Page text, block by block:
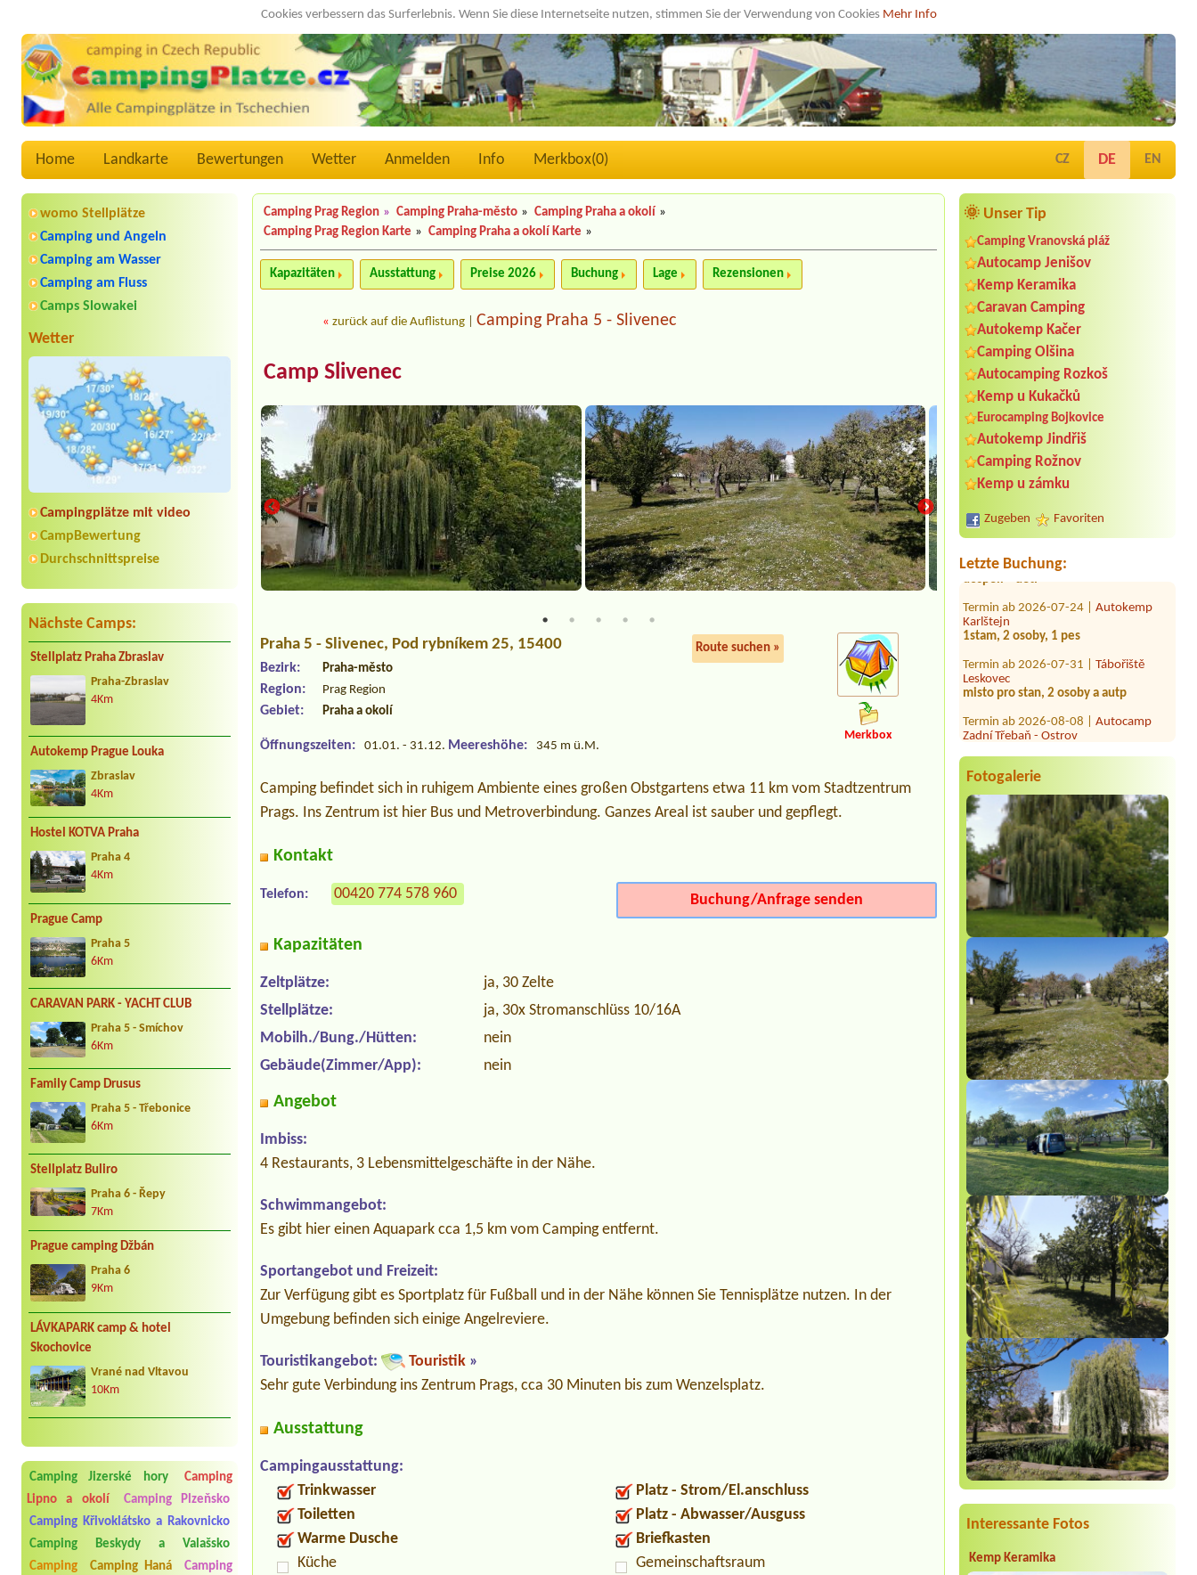
Cookies verbessern das Surferlebnis. Wenn Sie diese Internetseite nutzen, stimmen Sie der Verwendung von Cookies Mehr Info
Home Landkarte Bewertungen Wetter Anmelden Info Merkbox(0) CZ DE EN
womo Stellplätze
Camping und Angeln
Camping am Wasser
Camping am Fluss
Camps Slowakei
Wetter
Campingplätze mit video
CampBewertung
Durchschnittspreise
Nächste Camps:
Stellplatz Praha Zbraslav
Praha-Zbraslav
4Km
Autokemp Prague Louka
Zbraslav
4Km
Hostel KOTVA Praha
Praha 4
4Km
Prague Camp
Praha 5
6Km
CARAVAN PARK - YACHT CLUB
Praha 5 - Smíchov
6Km
Family Camp Drusus
Praha 5 - Třebonice
6Km
Stellplatz Buliro
Praha 6 - Řepy
7Km
Prague camping Džbán
Praha 6
9Km
LÁVKAPARK camp & hotel
Skochovice
Vrané nad Vltavou
10Km
Camping Jizerské hory
Camping
Lipno a okolí
Camping Plzeňsko
Camping Křivoklátsko a Rakovnicko
Camping Beskydy a Valašsko
Camping
Camping Haná
Camping
🌞 Unser Tip
Camping Vranovská pláž
Autocamp Jenišov
Kemp Keramika
Caravan Camping
Autokemp Kačer
Camping Olšina
Autocamping Rozkoš
Kemp u Kukačků
Eurocamping Bojkovice
Autokemp Jindřiš
Camping Rožnov
Kemp u zámku
Zugeben Favoriten
Letzte Buchung:
Termin ab 2026-07-26 |
Háj
1 stellplatz
Termin ab 2026-08-07 |Penzion a
Camp Havraníky
1 místo u vody + el.přípojka + 2
dospělí + děti
Termin ab 2026-07-24 |
Karlštejn
1stam, 2 osoby, 1 pes
Termin ab 2026-07-31 |
Leskovec
misto pro stan, 2 osoby a autp
Termin ab 2026-08-08 |Autocamp
Zadní Třebaň - Ostrov
Chatka
Termin ab 2026-08-07 |Kemp Relaxa
1 stan, 2 dospělí + 2 děti,
automobilel. přípojka
Termin ab 2026-07-27 |Rekreační
zařízení Počta
1 person, 1 small tent, 1 bicycleno
electricity
Termin ab 2026-08-09 |Kemp Obora
Veltrusy
4l chatka
Termin ab 2026-08-01 |Koupaliště a
kemp BROUMAR
Termin ab 2026-09-05 |Kemp
Krumlov
Fotogalerie
Interessante Fotos
Kemp Keramika
Camping Prag Region » Camping Praha-město » Camping Praha a okolí »
Camping Prag Region Karte » Camping Praha a okolí Karte »
Kapazitäten Ausstattung Preise 2026 Buchung Lage Rezensionen
«zurück auf die Auflistung |Camping Praha 5 - Slivenec
Camp Slivenec
Praha 5 - Slivenec, Pod rybníkem 25, 15400 Route suchen »
Bezirk: Praha-město
Region: Prag Region
Gebiet: Praha a okolí
Öffnungszeiten: 01.01. - 31.12. Meereshöhe: 345 m ü.M.
Merkbox
Camping befindet sich in ruhigem Ambiente eines großen Obstgartens etwa 11 km vom Stadtzentrum
Prags. Ins Zentrum ist hier Bus und Metroverbindung. Ganzes Areal ist sauber und gepflegt.
Kontakt
Telefon: 00420 774 578 960 Buchung/Anfrage senden
Kapazitäten
Zeltplätze:
ja, 30 Zelte
Stellplätze:
ja, 30x Stromanschlüss 10/16A
Mobilh./Bung./Hütten:
nein
Gebäude(Zimmer/App):
nein
Angebot
Imbiss:
4 Restaurants, 3 Lebensmittelgeschäfte in der Nähe.
Schwimmangebot:
Es gibt hier einen Aquapark cca 1,5 km vom Camping entfernt.
Sportangebot und Freizeit:
Zur Verfügung gibt es Sportplatz für Fußball und in der Nähe können Sie Tennisplätze nutzen. In der
Umgebung befinden sich einige Angelreviere.
Touristikangebot: Touristik »
Sehr gute Verbindung ins Zentrum Prags, cca 30 Minuten bis zum Wenzelsplatz.
Ausstattung
Campingausstattung:
Trinkwasser
Toiletten
Warme Dusche
Küche
Platz - Strom/El.anschluss
Platz - Abwasser/Ausguss
Briefkasten
Gemeinschaftsraum